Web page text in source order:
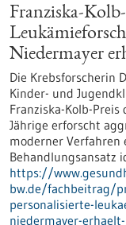
Franziska-
Niedermayer
Die Krebsforscherin
Kinder- und
Franziska-Kolb-
Jährige erforscht
moderner Verfahren
Behandlungsansatz
https://
bw.de/fachbeitrag/
personalisierte-
niedermayer-